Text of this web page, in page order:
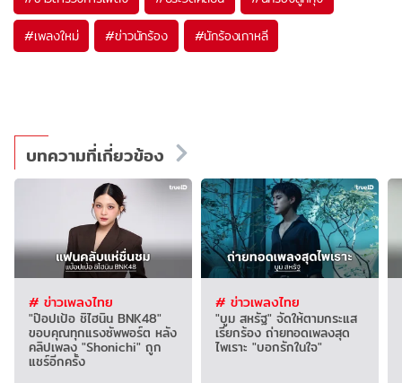
#เพลงใหม่ #ข่าวนักร้อง #นักร้องเกาหลี
บทความที่เกี่ยวข้อง
# ข่าวเพลงไทย
"ป๊อปเป้อ ชิไฮนิน BNK48"
ขอบคุณทุกแรงซัพพอร์ต หลัง
คลิปเพลง "Shonichi" ถูก
แชร์อีกครั้ง
# ข่าวเพลงไทย
"บูม สหรัฐ" จัดให้ตามกระแส
เรียกร้อง ถ่ายทอดเพลงสุด
ไพเราะ "บอกรักในใจ"